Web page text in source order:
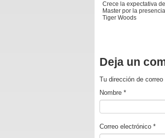
Crece la expectativa del
Master por la
Tiger Woods
Deja un
Tu dirección de
Nombre *
Correo electrónico *